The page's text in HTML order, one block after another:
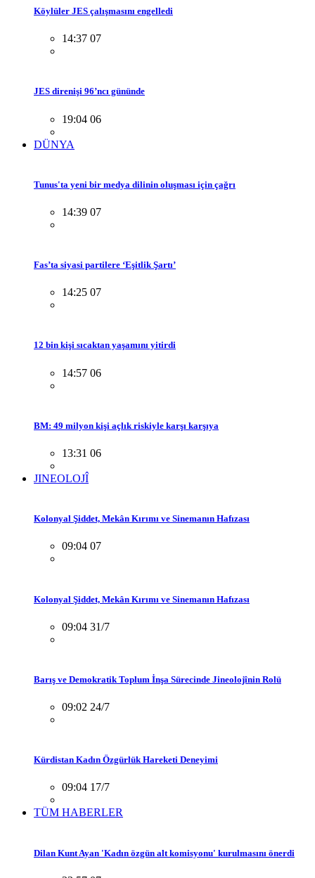
Köylüler JES çalışmasını engelledi
14:37 07
JES direnişi 96’ncı gününde
19:04 06
DÜNYA
Tunus'ta yeni bir medya dilinin oluşması için çağrı
14:39 07
Fas’ta siyasi partilere ‘Eşitlik Şartı’
14:25 07
12 bin kişi sıcaktan yaşamını yitirdi
14:57 06
BM: 49 milyon kişi açlık riskiyle karşı karşıya
13:31 06
JINEOLOJÎ
Kolonyal Şiddet, Mekân Kırımı ve Sinemanın Hafızası
09:04 07
Kolonyal Şiddet, Mekân Kırımı ve Sinemanın Hafızası
09:04 31/7
Barış ve Demokratik Toplum İnşa Sürecinde Jineolojînin Rolü
09:02 24/7
Kürdistan Kadın Özgürlük Hareketi Deneyimi
09:04 17/7
TÜM HABERLER
Dilan Kunt Ayan 'Kadın özgün alt komisyonu' kurulmasını önerdi